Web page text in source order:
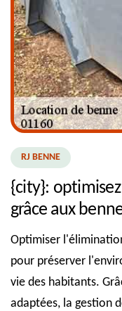
RJ BENNE
{city}:
grâce aux
Optimiser
pour préserver
vie des habitants.
adaptées, la gestion